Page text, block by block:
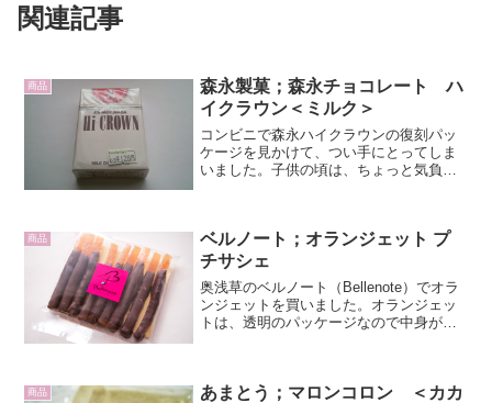
関連記事
商品
森永製菓；森永チョコレート ハ
イクラウン＜ミルク＞
コンビニで森永ハイクラウンの復刻パッ
ケージを見かけて、つい手にとってしま
いました。子供の頃は、ちょっと気負っ
た。内装の銀紙は中央に点...
商品
ベルノート；オランジェット プ
チサシェ
奥浅草のベルノート（Bellenote）でオラ
ンジェットを買いました。オランジェッ
トは、透明のパッケージなので中身が見
指でつまみや...
商品
あまとう；マロンコロン ＜カカ